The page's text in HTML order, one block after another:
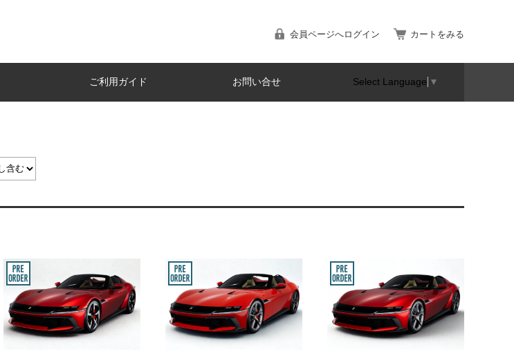
会員ページへログイン カートをみる
ご利用ガイド お問い合せ Select Language ▼